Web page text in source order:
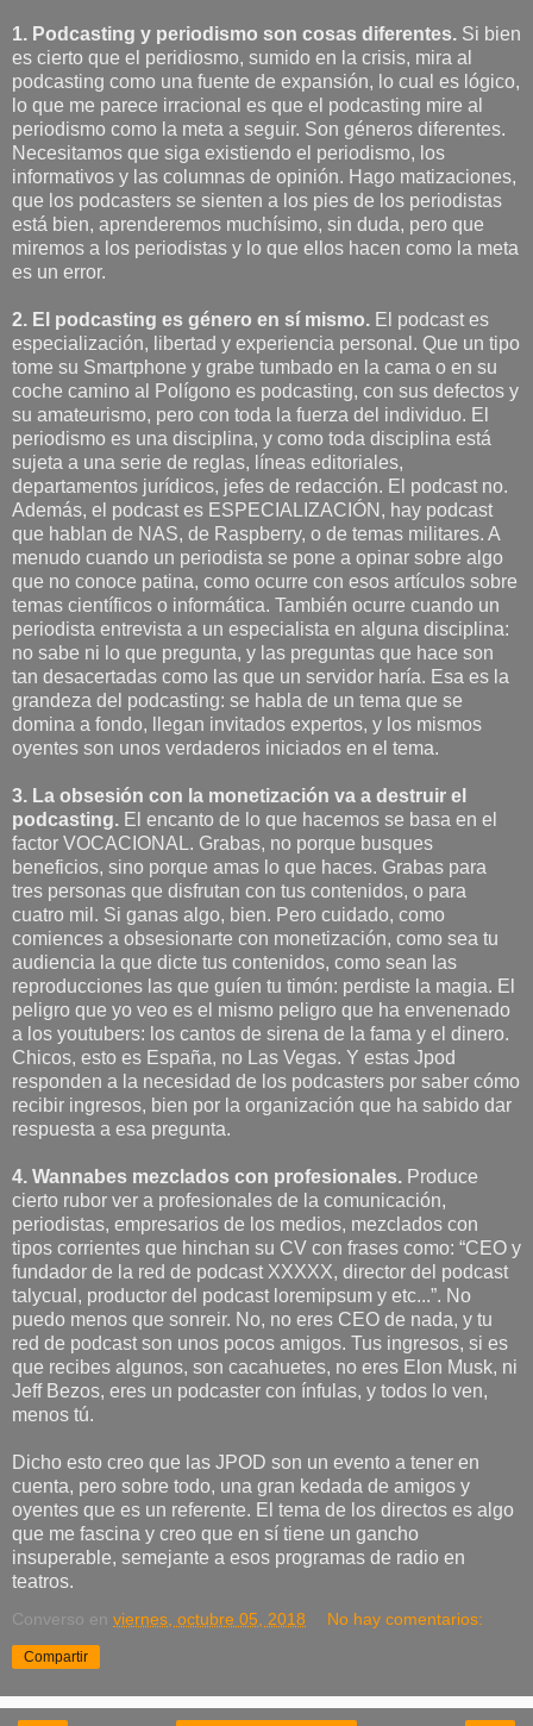
1. Podcasting y periodismo son cosas diferentes. Si bien
es cierto que el peridiosmo, sumido en la crisis, mira al
podcasting como una fuente de expansión, lo cual es lógico,
lo que me parece irracional es que el podcasting mire al
periodismo como la meta a seguir. Son géneros diferentes.
Necesitamos que siga existiendo el periodismo, los
informativos y las columnas de opinión. Hago matizaciones,
que los podcasters se sienten a los pies de los periodistas
está bien, aprenderemos muchísimo, sin duda, pero que
miremos a los periodistas y lo que ellos hacen como la meta
es un error.
2. El podcasting es género en sí mismo. El podcast es
especialización, libertad y experiencia personal. Que un tipo
tome su Smartphone y grabe tumbado en la cama o en su
coche camino al Polígono es podcasting, con sus defectos y
su amateurismo, pero con toda la fuerza del individuo. El
periodismo es una disciplina, y como toda disciplina está
sujeta a una serie de reglas, líneas editoriales,
departamentos jurídicos, jefes de redacción. El podcast no.
Además, el podcast es ESPECIALIZACIÓN, hay podcast
que hablan de NAS, de Raspberry, o de temas militares. A
menudo cuando un periodista se pone a opinar sobre algo
que no conoce patina, como ocurre con esos artículos sobre
temas científicos o informática. También ocurre cuando un
periodista entrevista a un especialista en alguna disciplina:
no sabe ni lo que pregunta, y las preguntas que hace son
tan desacertadas como las que un servidor haría. Esa es la
grandeza del podcasting: se habla de un tema que se
domina a fondo, llegan invitados expertos, y los mismos
oyentes son unos verdaderos iniciados en el tema.
3. La obsesión con la monetización va a destruir el
podcasting. El encanto de lo que hacemos se basa en el
factor VOCACIONAL. Grabas, no porque busques
beneficios, sino porque amas lo que haces. Grabas para
tres personas que disfrutan con tus contenidos, o para
cuatro mil. Si ganas algo, bien. Pero cuidado, como
comiences a obsesionarte con monetización, como sea tu
audiencia la que dicte tus contenidos, como sean las
reproducciones las que guíen tu timón: perdiste la magia. El
peligro que yo veo es el mismo peligro que ha envenenado
a los youtubers: los cantos de sirena de la fama y el dinero.
Chicos, esto es España, no Las Vegas. Y estas Jpod
responden a la necesidad de los podcasters por saber cómo
recibir ingresos, bien por la organización que ha sabido dar
respuesta a esa pregunta.
4. Wannabes mezclados con profesionales. Produce
cierto rubor ver a profesionales de la comunicación,
periodistas, empresarios de los medios, mezclados con
tipos corrientes que hinchan su CV con frases como: “CEO y
fundador de la red de podcast XXXXX, director del podcast
talycual, productor del podcast loremipsum y etc...”. No
puedo menos que sonreir. No, no eres CEO de nada, y tu
red de podcast son unos pocos amigos. Tus ingresos, si es
que recibes algunos, son cacahuetes, no eres Elon Musk, ni
Jeff Bezos, eres un podcaster con ínfulas, y todos lo ven,
menos tú.
Dicho esto creo que las JPOD son un evento a tener en
cuenta, pero sobre todo, una gran kedada de amigos y
oyentes que es un referente. El tema de los directos es algo
que me fascina y creo que en sí tiene un gancho
insuperable, semejante a esos programas de radio en
teatros.
Converso en viernes, octubre 05, 2018 No hay comentarios:
Compartir